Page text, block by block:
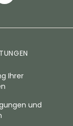
Ihrer
und